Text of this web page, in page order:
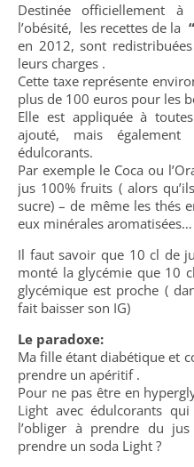
Destinée officiellement
l’obésité, les recettes de la
en 2012, sont
leurs charges .
Cette taxe représente
plus de 100 euros pour les
Elle est appliquée à
ajouté, mais
édulcorants.
Par exemple le Coca ou
jus 100% fruits ( alors
sucre) – de même les thés
eux minérales aromatisées…
Il faut savoir que 10 cl de
monté la glycémie que 10
glycémique est proche (
fait baisser son IG)
Le paradoxe:
Ma fille étant diabétique et
prendre un apéritif .
Pour ne pas être en
Light avec édulcorants
l’obliger à prendre du
prendre un soda Light ?